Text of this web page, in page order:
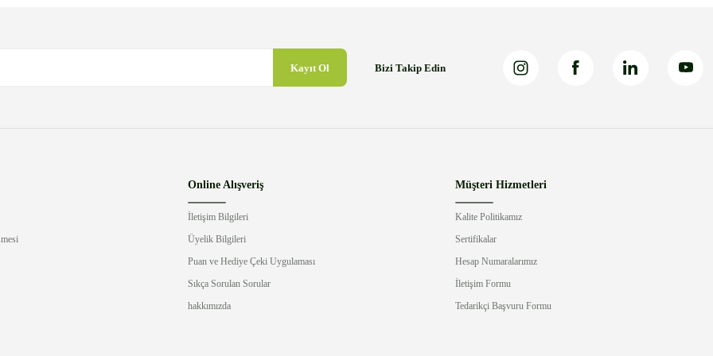
Kayıt Ol Bizi Takip Edin
Online Alışveriş
İletişim Bilgileri
Üyelik Bilgileri
Puan ve Hediye Çeki Uygulaması
Sıkça Sorulan Sorular
hakkımızda
Müşteri Hizmetleri
Kalite Politikamız
Sertifikalar
Hesap Numaralarımız
İletişim Formu
Tedarikçi Başvuru Formu